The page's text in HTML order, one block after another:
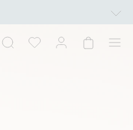
medlem. Kan ikke kombineres med